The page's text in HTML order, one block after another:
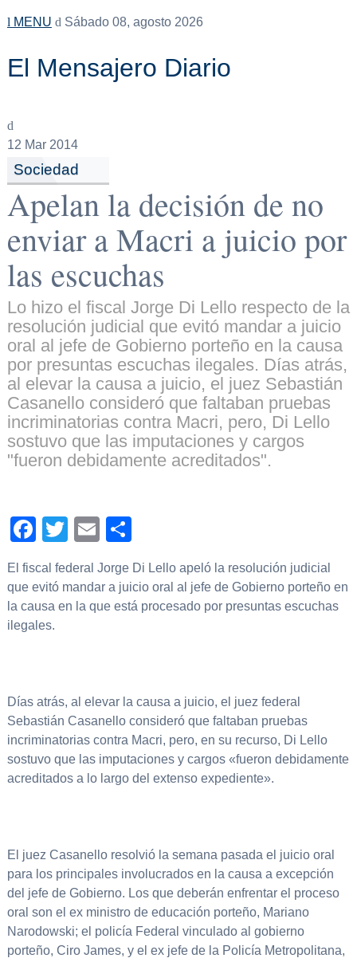
MENU Sábado 08, agosto 2026
El Mensajero Diario
12 Mar 2014
Sociedad
Apelan la decisión de no
enviar a Macri a juicio por
las escuchas
Lo hizo el fiscal Jorge Di Lello respecto de la
resolución judicial que evitó mandar a juicio
oral al jefe de Gobierno porteño en la causa
por presuntas escuchas ilegales. Días atrás,
al elevar la causa a juicio, el juez Sebastián
Casanello consideró que faltaban pruebas
incriminatorias contra Macri, pero, Di Lello
sostuvo que las imputaciones y cargos
"fueron debidamente acreditados".
Facebook
TwitterEmail
El fiscal federal Jorge Di Lello apeló la resolución judicial
que evitó mandar a juicio oral al jefe de Gobierno porteño en
la causa en la que está procesado por presuntas escuchas
ilegales.
Días atrás, al elevar la causa a juicio, el juez federal
Sebastián Casanello consideró que faltaban pruebas
incriminatorias contra Macri, pero, en su recurso, Di Lello
sostuvo que las imputaciones y cargos «fueron debidamente
acreditados a lo largo del extenso expediente».
El juez Casanello resolvió la semana pasada el juicio oral
para los principales involucrados en la causa a excepción
del jefe de Gobierno. Los que deberán enfrentar el proceso
oral son el ex ministro de educación porteño, Mariano
Narodowski; el policía Federal vinculado al gobierno
porteño, Ciro James, y el ex jefe de la Policía Metropolitana,